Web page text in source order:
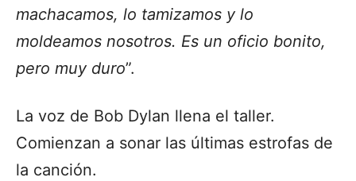
machacamos, lo tamizamos y lo
moldeamos nosotros. Es un oficio bonito,
pero muy duro”.
La voz de Bob Dylan llena el taller.
Comienzan a sonar las últimas estrofas de
la canción.